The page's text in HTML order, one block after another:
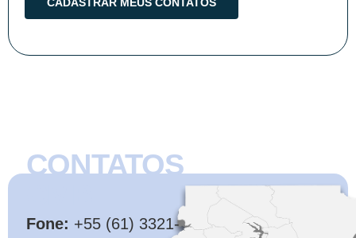
CONTATOS
Fone: +55 (61) 3321-